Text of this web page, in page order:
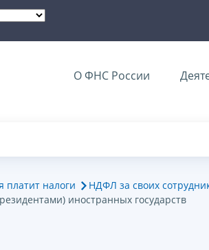
О ФНС России
платит налоги
НДФЛ за своих
иностранных государств